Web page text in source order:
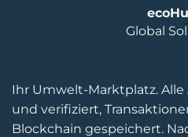
Ihr Umwelt-Marktplatz.
und verifiziert,
Blockchain gespeichert.
Global